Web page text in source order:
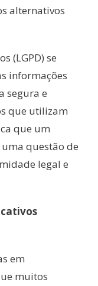
alternativos
(LGPD) se
informações
segura e
que utilizam
que um
questão de
legal e
em
muitos